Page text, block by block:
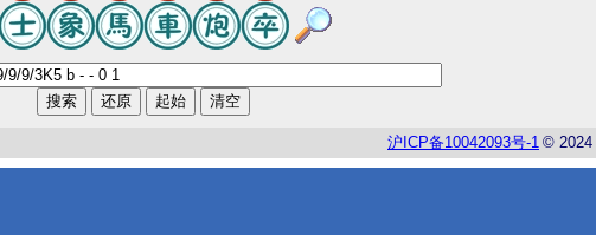
沪 ICP备10042093号-1 © 2024